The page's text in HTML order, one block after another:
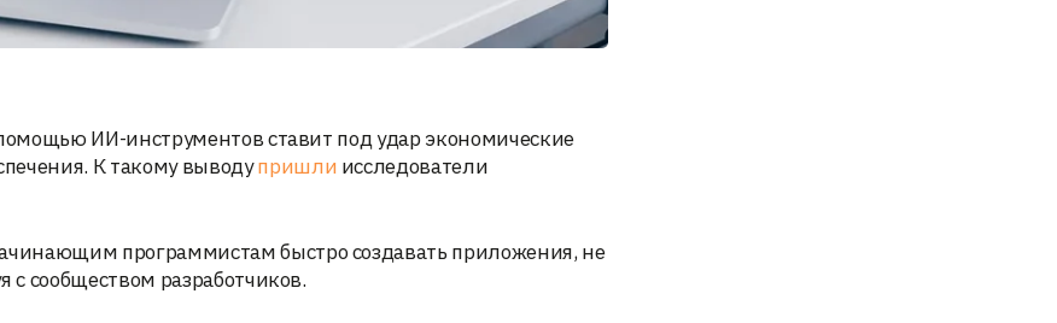
ИИ-инструментов ставит под удар экономические
К такому выводупришли исследователи
программистам быстро создавать приложения, не
с сообществом разработчиков.